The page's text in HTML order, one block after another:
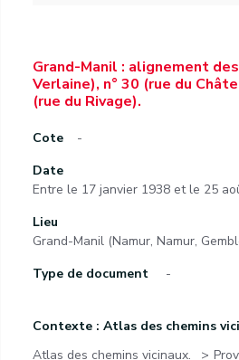
Grand-Manil : alignement
Verlaine), n° 30 (rue du
(rue du Rivage).
Cote
-
Date
Entre le 17 janvier 1938 et le 25
Lieu
Grand-Manil (Namur, Namur,
Type de document
-
Contexte : Atlas des chemins
Atlas des chemins vicinaux.